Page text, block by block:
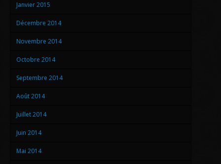
Janvier 2015
Décembre 2014
Novembre 2014
Octobre 2014
Septembre 2014
Août 2014
Juillet 2014
Juin 2014
Mai 2014